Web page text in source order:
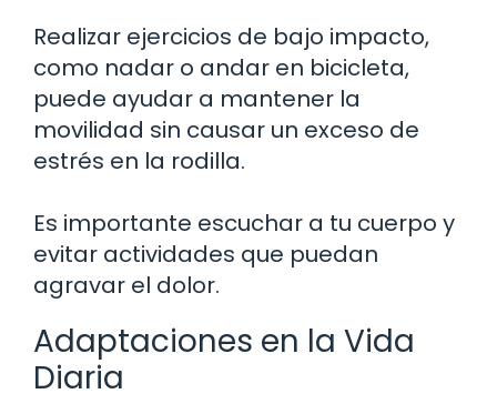
Realizar ejercicios de bajo impacto,
como nadar o andar en bicicleta,
puede ayudar a mantener la
movilidad sin causar un exceso de
estrés en la rodilla.
Es importante escuchar a tu cuerpo y
evitar actividades que puedan
agravar el dolor.
Adaptaciones en la Vida
Diaria